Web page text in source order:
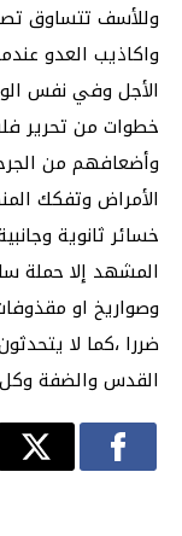
وللأسف تتساوق
واكاذيب العدو
الأجل وفي نفس
خطوات من تحرير
وأضعافهم من
الأمراض وتفكك
خسائر ثانوية
المشهد إلا حملة
وصواريخ او
ضررا ،كما لا
القدس والضفة